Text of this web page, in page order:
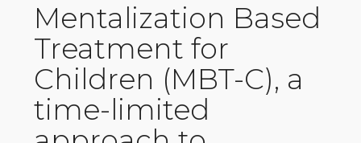
Mentalization Based
Treatment for
Children (MBT-C), a
time-limited